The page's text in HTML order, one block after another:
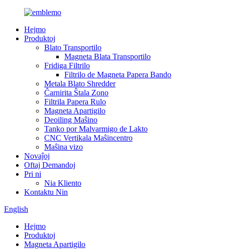
Hejmo
Produktoj
Blato Transportilo
Magneta Blata Transportilo
Fridiga Filtrilo
Filtrilo de Magneta Papera Bando
Metala Blato Shredder
Ĉarnirita Ŝtala Zono
Filtrila Papera Rulo
Magneta Apartigilo
Deoiling Maŝino
Tanko por Malvarmigo de Lakto
CNC Vertikala Maŝincentro
Maŝina vizo
Novaĵoj
Oftaj Demandoj
Pri ni
Nia Kliento
Kontaktu Nin
English
Hejmo
Produktoj
Magneta Apartigilo